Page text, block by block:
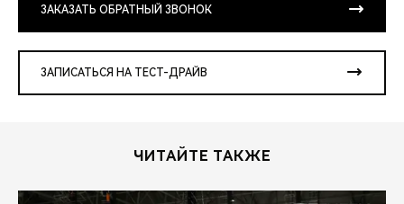
ЗАКАЗАТЬ ОБРАТНЫЙ ЗВОНОК
ЗАПИСАТЬСЯ НА ТЕСТ-ДРАЙВ
ЧИТАЙТЕ ТАКЖЕ